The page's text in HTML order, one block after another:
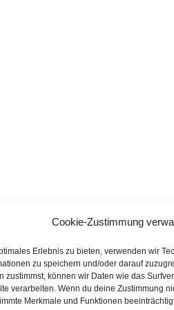
Cookie-Zustimmung
Erlebnis zu bieten, verwenden wir
zu speichern und/oder darauf
zustimmst, können wir Daten wie das
verarbeiten. Wenn du deine Zustimmung
Merkmale und Funktionen
Datenschutz|Barrierefreiheit